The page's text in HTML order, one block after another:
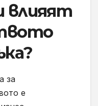
влияят
за
е